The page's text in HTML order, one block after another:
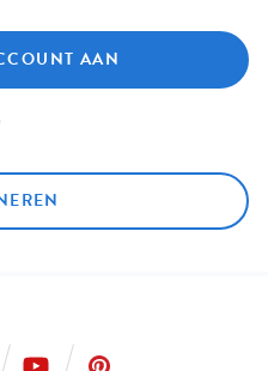
AAN